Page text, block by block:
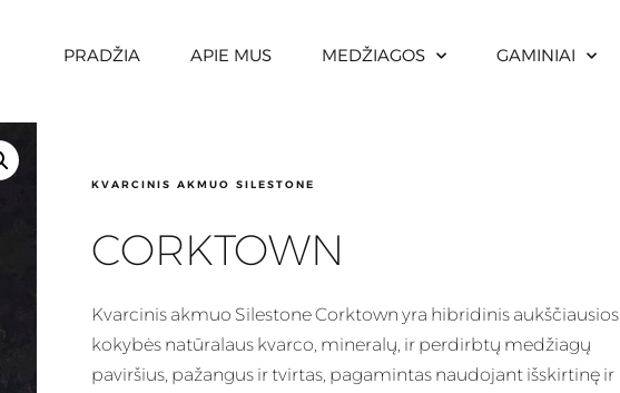
PRADŽIA APIE MUS MEDŽIAGOS GAMINIAI
KVARCINIS AKMUO SILESTONE
CORKTOWN
Kvarcinis akmuo Silestone Corktown yra hibridinis aukščiausios
kokybės natūralaus kvarco, mineralų, ir perdirbtų medžiagų
paviršius, pažangus ir tvirtas, pagamintas naudojant išskirtinę ir